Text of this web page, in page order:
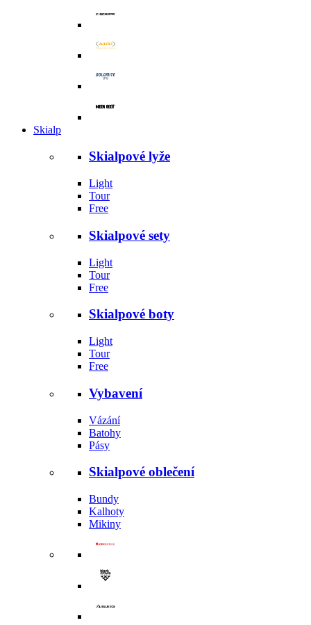
Skialp
Skialpové lyže
Light
Tour
Free
Skialpové sety
Light
Tour
Free
Skialpové boty
Light
Tour
Free
Vybavení
Vázání
Batohy
Pásy
Skialpové oblečení
Bundy
Kalhoty
Mikiny